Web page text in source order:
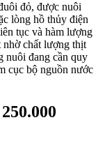
đỏ, được nuôi
lòng hồ thủy điện
tục và hàm lượng
chất lượng thịt
nuôi đang cần quy
cục bộ nguồn nước